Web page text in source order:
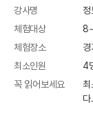
강사명
체험대상
체험장소
최소인원
4
꼭 읽어보세요
최
다.